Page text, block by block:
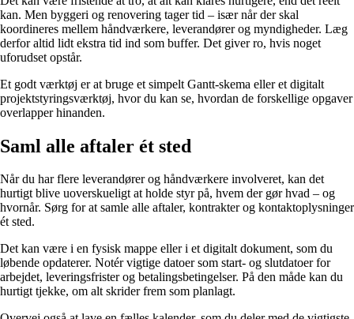
kan. Men byggeri og renovering tager tid – især når der skal
koordineres mellem håndværkere, leverandører og myndigheder. Læg
derfor altid lidt ekstra tid ind som buffer. Det giver ro, hvis noget
uforudset opstår.
Et godt værktøj er at bruge et simpelt Gantt-skema eller et digitalt
projektstyringsværktøj, hvor du kan se, hvordan de forskellige opgaver
overlapper hinanden.
Saml alle aftaler ét sted
Når du har flere leverandører og håndværkere involveret, kan det
hurtigt blive uoverskueligt at holde styr på, hvem der gør hvad – og
hvornår. Sørg for at samle alle aftaler, kontrakter og kontaktoplysninger
ét sted.
Det kan være i en fysisk mappe eller i et digitalt dokument, som du
løbende opdaterer. Notér vigtige datoer som start- og slutdatoer for
arbejdet, leveringsfrister og betalingsbetingelser. På den måde kan du
hurtigt tjekke, om alt skrider frem som planlagt.